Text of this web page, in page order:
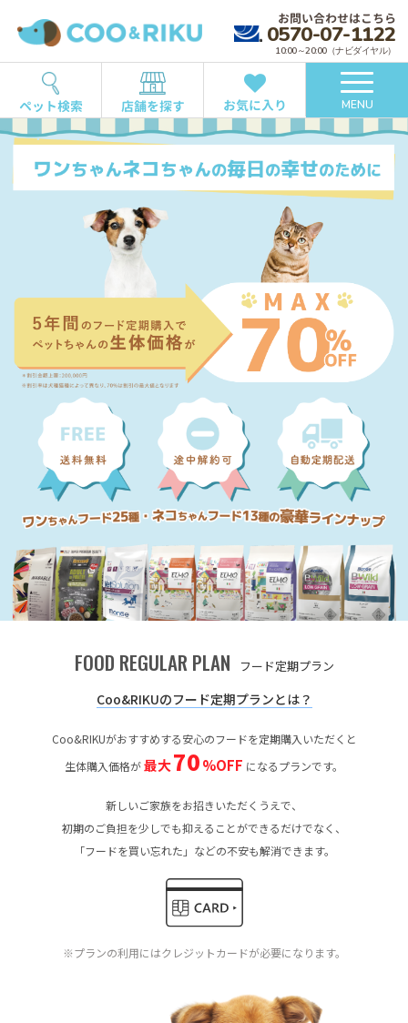
お問い合わせはこちら
0570-07-1122
10:00～20:00（ナビダイヤル）
ペット検索 店舗を探す お気に入り MENU
FOOD REGULAR PLAN フード定期プラン
Coo&RIKUのフード定期プランとは？
Coo&RIKUがおすすめする安心のフードを定期購入いただくと
生体購入価格が最大70%OFF になるプランです。
新しいご家族をお招きいただくうえで、
初期のご負担を少しでも抑えることができるだけでなく、
「フードを買い忘れた」などの不安も解消できます。
※プランの利用にはクレジットカードが必要になります。